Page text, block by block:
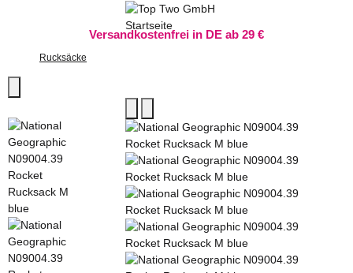
Versandkostenfrei in DE ab 29 €
Rucksäcke